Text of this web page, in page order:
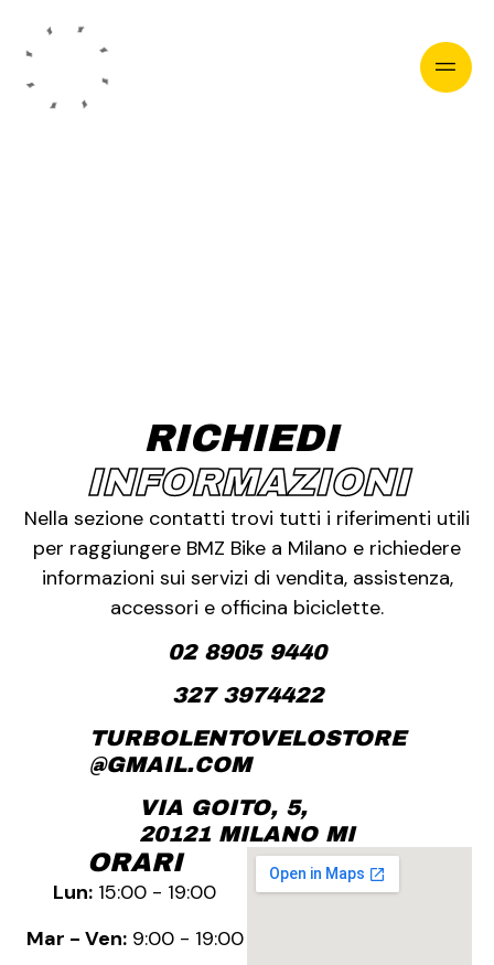
RICHIEDI
INFORMAZIONI
Nella sezione contatti trovi tutti i riferimenti utili
per raggiungere BMZ Bike a Milano e richiedere
informazioni sui servizi di vendita, assistenza,
accessori e officina biciclette.
02 8905 9440
327 3974422
TURBOLENTOVELOSTORE
@GMAIL.COM
VIA GOITO, 5,
20121 MILANO MI
ORARI
Lun: 15:00 - 19:00
Mar - Ven:9:00 - 19:00